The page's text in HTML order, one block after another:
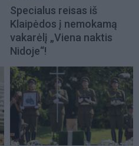
Specialus reisas iš
Klaipėdos į nemokamą
vakarėlį „Viena naktis
Nidoje“!